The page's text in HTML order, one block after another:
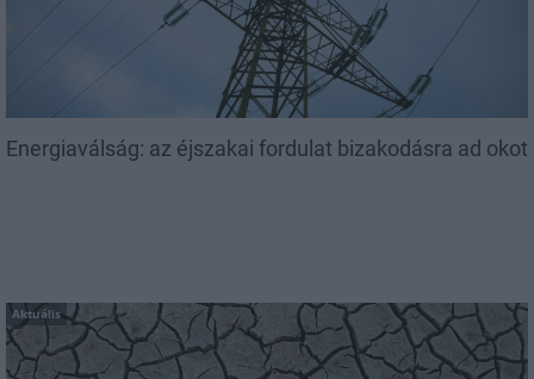
Energiaválság: az éjszakai fordulat bizakodásra ad okot
Aktuális